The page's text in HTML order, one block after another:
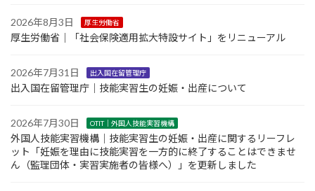
2026年8月3日 厚生労働省
厚生労働省｜「社会保険適用拡大特設サイト」をリニューアル
2026年7月31日 出入国在留管理庁
出入国在留管理庁｜技能実習生の妊娠・出産について
2026年7月30日 OTIT｜外国人技能実習機構
外国人技能実習機構｜技能実習生の妊娠・出産に関するリーフレ
ット「妊娠を理由に技能実習を一方的に終了することはできませ
ん（監理団体・実習実施者の皆様へ）」を更新しました